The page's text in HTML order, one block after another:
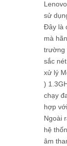
sử
Đây là
mà
trường
sắc
xử lý
)
chạy
hợp
Ngoài
hệ
âm